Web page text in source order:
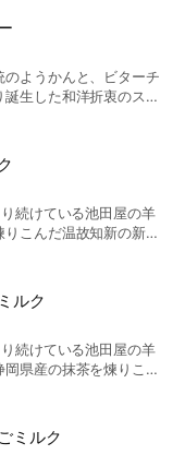
のようかんと、ビターチ
生した和洋折衷のスイ
ているマダムに大人気
続けている池田屋の羊
こんだ温故知新の新感
を感じていただけま
ルク
続けている池田屋の羊
県産の抹茶を煉りこん
ミルク